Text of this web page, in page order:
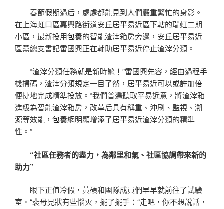
春節假期過后，處處都能見到人們嚴重繁忙的身影。
在上海虹口區嘉興路街道安丘居平易近區下轄的瑞虹二期
小區，最新投用包養的智能渣滓箱房旁邊，安丘居平易近
區黨總支書記雷國興正在輔助居平易近停止渣滓分類。
“渣滓分類任務就是新時髦！”雷國興先容，經由過程手
機掃碼，渣滓分類規定一目了然，居平易近可以或許加倍
便捷地完成精準投放。“我們普遍聽取平易近意，將渣滓箱
進級為智能渣滓箱房，改革后具有稱重、沖刷、監視、溯
源等效能， 包養網明顯增添了居平易近渣滓分類的精準
性。”
“社區任務者的盡力，為鄰里和氣、社區協調帶來新的
助力”
眼下正值冷假，黃碩和團隊成員們早早就前往了試驗
室。“裴母見狀有些惱火，擺了擺手：“走吧，你不想說話，